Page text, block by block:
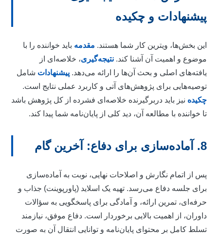
و چکیده
بخش‌ها، ویترین کار شما هستند.مقدمهباید خواننده را با
و اهمیت آن آشنا کند.نتیجه‌گیری، خلاصه‌ای از
اصلی و بحث آن‌ها را ارائه می‌دهد.پیشنهاداتشامل
برای پژوهش‌های آتی و کاربرد عملی نتایج است.
نیز باید دربرگیرنده خلاصه‌ای فشرده از کل پژوهش باشد
خواننده با مطالعه آن، دید کلی از پایان‌نامه شما پیدا کند.
از اتمام نگارش و اصلاحات نهایی، نوبت به آماده‌سازی
جلسه دفاع می‌رسد. تهیه یک اسلاید (پاورپوینت) جذاب و
تمرین ارائه، و آمادگی برای پاسخگویی به سؤالات
از اهمیت بالایی برخوردار است. دفاع موفق، نیازمند
کامل بر محتوای پایان‌نامه و توانایی انتقال آن به صورت